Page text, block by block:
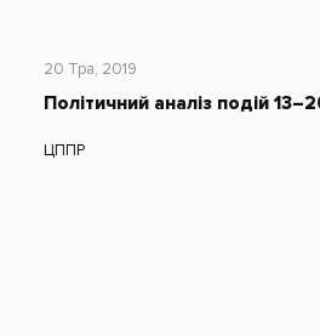
20 Тра, 2019
Політичний аналіз подій
ЦППР